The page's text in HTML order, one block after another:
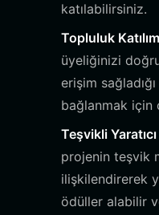
katılabilirsiniz.
Topluluk
üyeliğinizi
erişim
bağlanmak için
Teşvikli
projenin teşvik
ilişkilendirerek
ödüller alabilir